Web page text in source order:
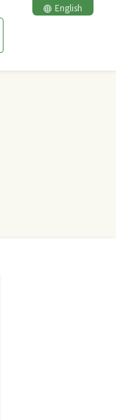
English